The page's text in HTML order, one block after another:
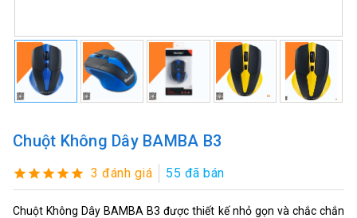
Chuột Không Dây BAMBA B3
3 đánh giá 55 đã bán
Chuột Không Dây BAMBA B3 được thiết kế nhỏ gọn và chắc chắn